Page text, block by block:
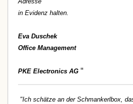
in Evidenz halten.
Eva Duschek
Office Management
PKE Electronics AG "
"Ich schätze an der Schmankerlbox,